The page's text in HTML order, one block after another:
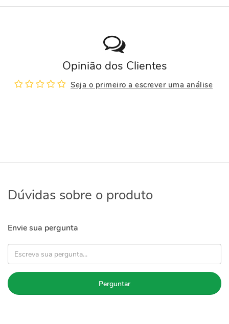
Opinião dos Clientes
Seja o primeiro a escrever uma análise
Dúvidas sobre o produto
Envie sua pergunta
Perguntar